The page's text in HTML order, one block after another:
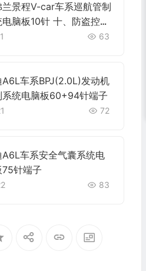
兰景程V-car车系巡航管制
电脑板10针 十、防盗控制
脑板6针端子
63
A6L车系BPJ(2.0L)发动机
系统电脑板60+94针端子
72
A6L车系安全气囊系统电
75针端子
83